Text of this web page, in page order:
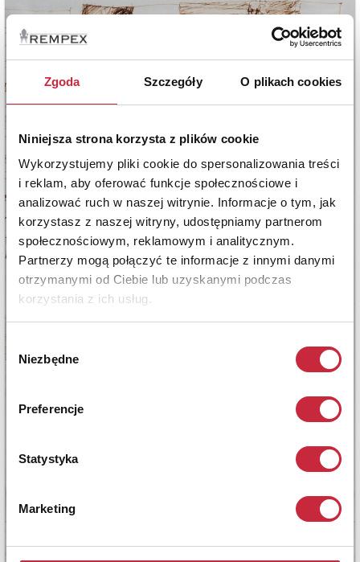
Zgoda Szczegóły O plikach cookies
Niniejsza strona korzysta z plików cookie
Wykorzystujemy pliki cookie do spersonalizowania treści
i reklam, aby oferować funkcje społecznościowe i
analizować ruch w naszej witrynie. Informacje o tym, jak
korzystasz z naszej witryny, udostępniamy partnerom
społecznościowym, reklamowym i analitycznym.
Partnerzy mogą połączyć te informacje z innymi danymi
otrzymanymi od Ciebie lub uzyskanymi podczas
korzystania z ich usług.
zgody
Niezbędne
Preferencje
Statystyka
Marketing